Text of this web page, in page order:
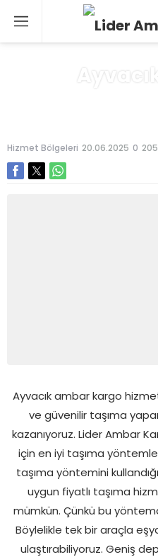
Hizmet Bölgeleri 20.06.2025 0 205
Ayvacık ambar kargo
ve güvenilir taşıma
kazanıyoruz. Lider Ambar
için en iyi taşıma
taşıma yöntemini
uygun fiyatlı taşıma
mümkün. Çünkü bu
Böylelikle tek bir araçla
ulaştırabiliyoruz. Geniş